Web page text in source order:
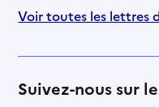
Voir toutes les lettres
Suivez-nous sur